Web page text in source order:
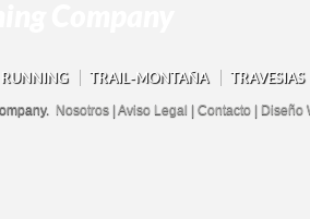
RUNNING TRAIL-MONTAÑA TRAVESIAS
Nosotros |Aviso Legal | Contacto | Diseño